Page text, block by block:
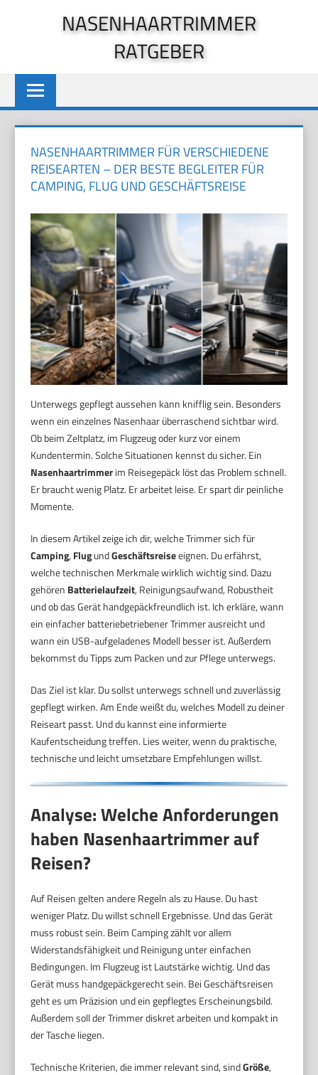
NASENHAARTRIMMER
RATGEBER
NASENHAARTRIMMER FÜR VERSCHIEDENE
REISEARTEN – DER BESTE BEGLEITER FÜR
CAMPING, FLUG UND GESCHÄFTSREISE
Unterwegs gepflegt aussehen kann knifflig sein. Besonders
wenn ein einzelnes Nasenhaar überraschend sichtbar wird.
Ob beim Zeltplatz, im Flugzeug oder kurz vor einem
Kundentermin. Solche Situationen kennst du sicher. Ein
Nasenhaartrimmerim Reisegepäck löst das Problem schnell.
Er braucht wenig Platz. Er arbeitet leise. Er spart dir peinliche
Momente.
In diesem Artikel zeige ich dir, welche Trimmer sich für
Camping, FlugundGeschäftsreiseeignen. Du erfährst,
welche technischen Merkmale wirklich wichtig sind. Dazu
gehören Batterielaufzeit, Reinigungsaufwand, Robustheit
und ob das Gerät handgepäckfreundlich ist. Ich erkläre, wann
ein einfacher batteriebetriebener Trimmer ausreicht und
wann ein USB-aufgeladenes Modell besser ist. Außerdem
bekommst du Tipps zum Packen und zur Pflege unterwegs.
Das Ziel ist klar. Du sollst unterwegs schnell und zuverlässig
gepflegt wirken. Am Ende weißt du, welches Modell zu deiner
Reiseart passt. Und du kannst eine informierte
Kaufentscheidung treffen. Lies weiter, wenn du praktische,
technische und leicht umsetzbare Empfehlungen willst.
Analyse: Welche Anforderungen
haben Nasenhaartrimmer auf
Reisen?
Auf Reisen gelten andere Regeln als zu Hause. Du hast
weniger Platz. Du willst schnell Ergebnisse. Und das Gerät
muss robust sein. Beim Camping zählt vor allem
Widerstandsfähigkeit und Reinigung unter einfachen
Bedingungen. Im Flugzeug ist Lautstärke wichtig. Und das
Gerät muss handgepäckgerecht sein. Bei Geschäftsreisen
geht es um Präzision und ein gepflegtes Erscheinungsbild.
Außerdem soll der Trimmer diskret arbeiten und kompakt in
der Tasche liegen.
Technische Kriterien, die immer relevant sind, sindGröße,